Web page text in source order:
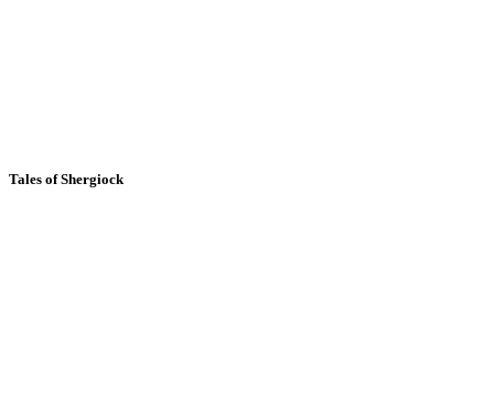
Tales of Shergiock